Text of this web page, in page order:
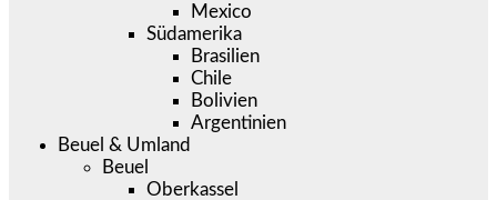
Mexico
Südamerika
Brasilien
Chile
Bolivien
Argentinien
Beuel & Umland
Beuel
Oberkassel